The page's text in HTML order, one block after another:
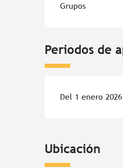
Grupos
Periodos de
Del 1 enero
Ubicación